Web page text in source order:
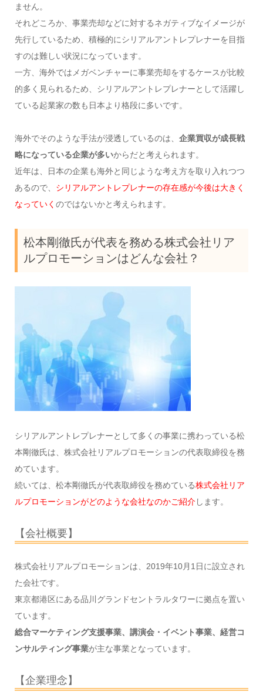
ません。
それどころか、事業売却などに対するネガティブなイメージが
先行しているため、積極的にシリアルアントレプレナーを目指
すのは難しい状況になっています。
一方、海外ではメガベンチャーに事業売却をするケースが比較
的多く見られるため、シリアルアントレプレナーとして活躍し
ている起業家の数も日本より格段に多いです。
海外でそのような手法が浸透しているのは、 企業買収が成長戦
略になっている企業が多いからだと考えられます。
近年は、日本の企業も海外と同じような考え方を取り入れつつ
あるので、 シリアルアントレプレナーの存在感が今後は大きく
なっていく のではないかと考えられます。
松本剛徹氏が代表を務める株式会社リア
ルプロモーションはどんな会社？
シリアルアントレプレナーとして多くの事業に携わっている松
本剛徹氏は、株式会社リアルプロモーションの代表取締役を務
めています。
続いては、松本剛徹氏が代表取締役を務めている株式会社リア
ルプロモーションがどのような会社なのかご紹介します。
【会社概要】
株式会社リアルプロモーションは、2019年10月1日に設立され
た会社です。
東京都港区にある品川グランドセントラルタワーに拠点を置い
ています。
総合マーケティング支援事業、講演会・イベント事業、経営コ
ンサルティング事業が主な事業となっています。
【企業理念】